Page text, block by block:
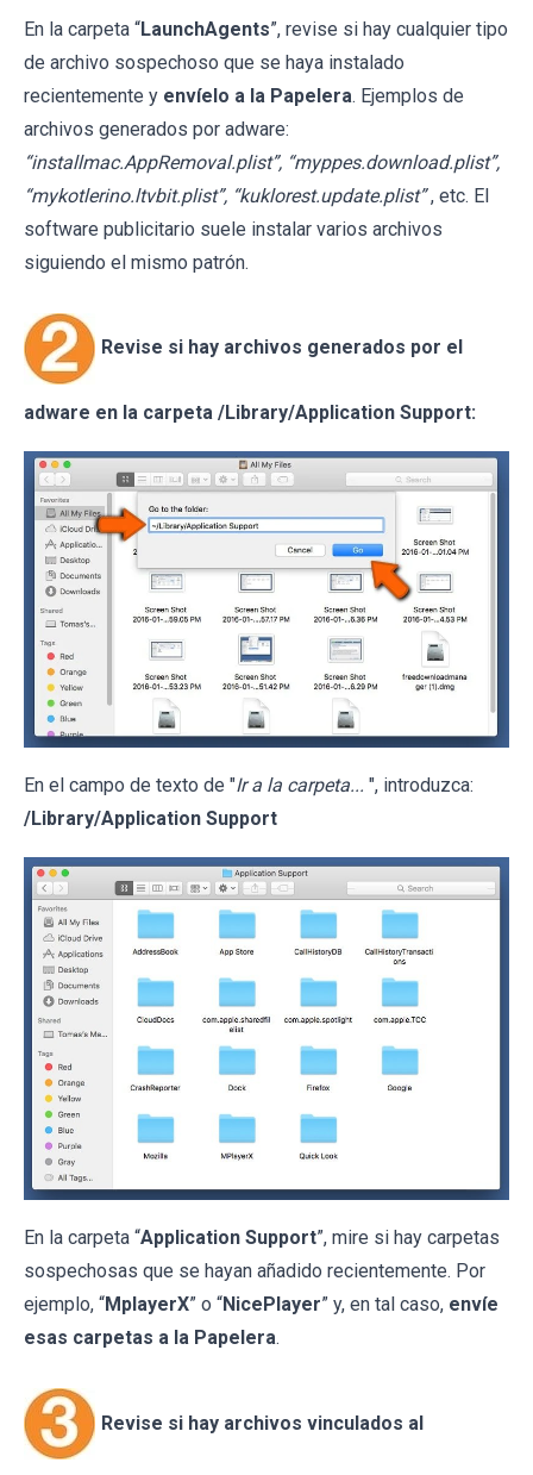
En la carpeta “LaunchAgents”, revise si hay cualquier tipo
de archivo sospechoso que se haya instalado
recientemente y envíelo a la Papelera. Ejemplos de
archivos generados por adware:
“installmac.AppRemoval.plist”, “myppes.download.plist”,
“mykotlerino.ltvbit.plist”, “kuklorest.update.plist” , etc. El
software publicitario suele instalar varios archivos
siguiendo el mismo patrón.
Revise si hay archivos generados por el
adware en la carpeta /Library/Application Support:
En el campo de texto de "Ir a la carpeta... ", introduzca:
/Library/Application Support
En la carpeta “Application Support”, mire si hay carpetas
sospechosas que se hayan añadido recientemente. Por
ejemplo, “MplayerX” o “NicePlayer” y, en tal caso, envíe
esas carpetas a la Papelera.
Revise si hay archivos vinculados al